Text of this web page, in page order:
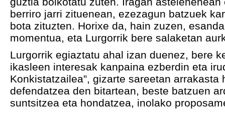
berriro jarri zituenean, ezezagun batzuek
bota zituzten. Horixe da, hain zuzen,
momentua, eta Lurgorrik bere salaketan
Lurgorrik egiaztatu ahal izan duenez, bere
ikasleen interesak kanpaina ezberdin eta
Konkistatzailea”, gizarte sareetan
defendatzea den bitartean, beste batzuen
suntsitzea eta hondatzea, inolako